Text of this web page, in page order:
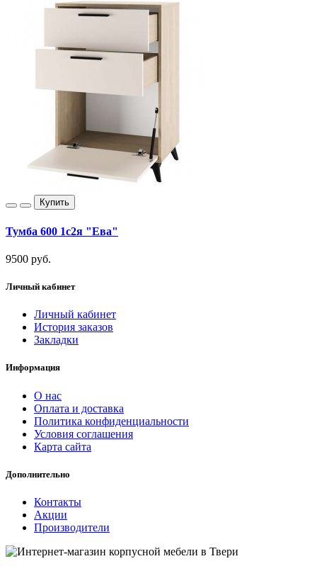
Купить
Тумба 600 1с2я "Ева"
9500 руб.
Личный кабинет
Личный кабинет
История заказов
Закладки
Информация
О нас
Оплата и доставка
Политика конфиденциальности
Условия соглашения
Карта сайта
Дополнительно
Контакты
Акции
Производители